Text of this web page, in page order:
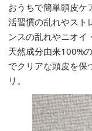
おうちで簡単頭皮ケ
活習慣の乱れやスト
ンスの乱れやニオイ
天然成分由来100%
でクリアな頭皮を保
リ。